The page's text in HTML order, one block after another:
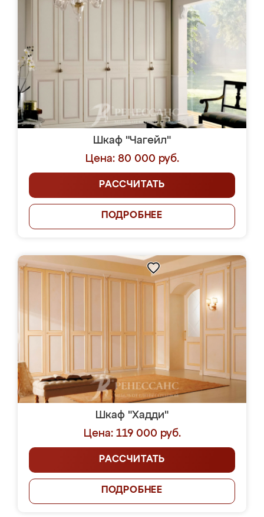
Шкаф "Чагейл"
Цена: 80 000 руб.
РАССЧИТАТЬ
ПОДРОБНЕЕ
Шкаф "Хадди"
Цена: 119 000 руб.
РАССЧИТАТЬ
ПОДРОБНЕЕ